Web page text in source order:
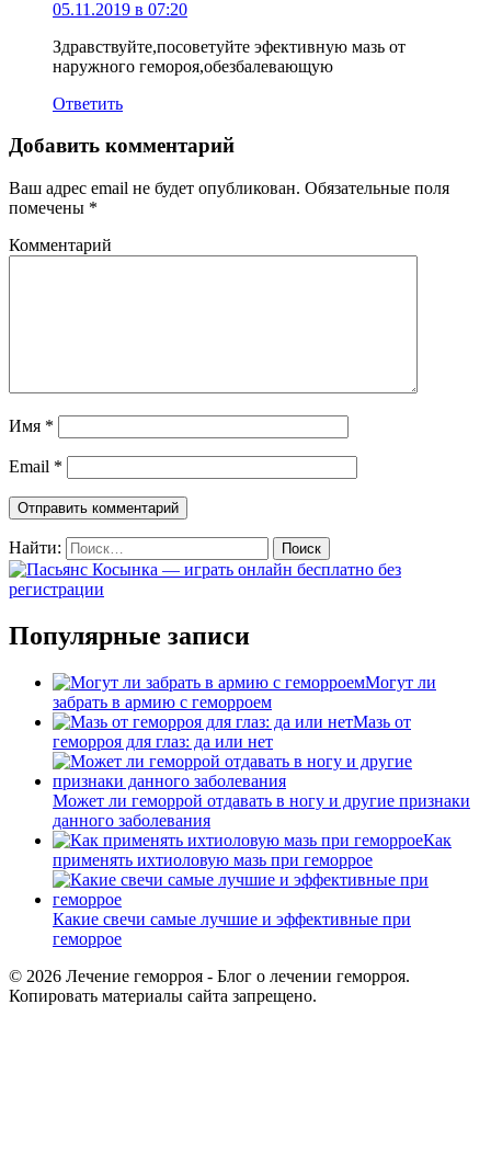
05.11.2019 в 07:20
Здравствуйте,посоветуйте эфективную мазь от
наружного гемороя,обезбалевающую
Ответить
Добавить комментарий
Ваш адрес email не будет опубликован. Обязательные поля
помечены *
Комментарий
Имя *
Email *
Найти:
Популярные записи
Могут ли
забрать в армию с геморроем
Мазь от
геморроя для глаз: да или нет
Может ли геморрой отдавать в ногу и другие признаки
данного заболевания
Как
применять ихтиоловую мазь при геморрое
Какие свечи самые лучшие и эффективные при
геморрое
© 2026 Лечение геморроя - Блог о лечении геморроя.
Копировать материалы сайта запрещено.